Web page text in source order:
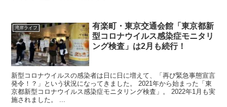
湾岸ライフ
有楽町・東京交通会館「東京都新
型コロナウイルス感染症モニタリ
ング検査」は2月も続行！
新型コロナウイルスの感染者は日に日に増えて、「再び緊急事態宣言
発令！？」という状況になってきました。 2021年から始まった「東
京都新型コロナウイルス感染症モニタリング検査」。 2022年1月も実
施されました。 ...